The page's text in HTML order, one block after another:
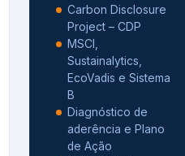
Carbon Disclosure
Project – CDP
MSCI,
Sustainalytics,
EcoVadis e Sistema
B
Diagnóstico de
aderência e Plano
de Ação